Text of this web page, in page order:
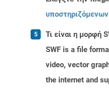
Τι είναι η μορφή
SWF is a file
video, vector
the internet and